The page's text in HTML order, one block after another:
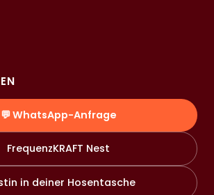
💬 WhatsApp-Anfrage
FrequenzKRAFT Nest
in deiner Hosentasche